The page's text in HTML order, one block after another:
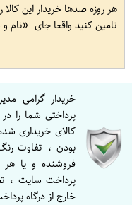
هر روزه صدها خریدار این کالا
تامین کنید واقعا جای
نام
خریدار گرامی
پرداختی شما را
کالای خریداری
بودن ، تفاوت
فروشنده و یا
پرداخت سایت ،
خارج از درگاه